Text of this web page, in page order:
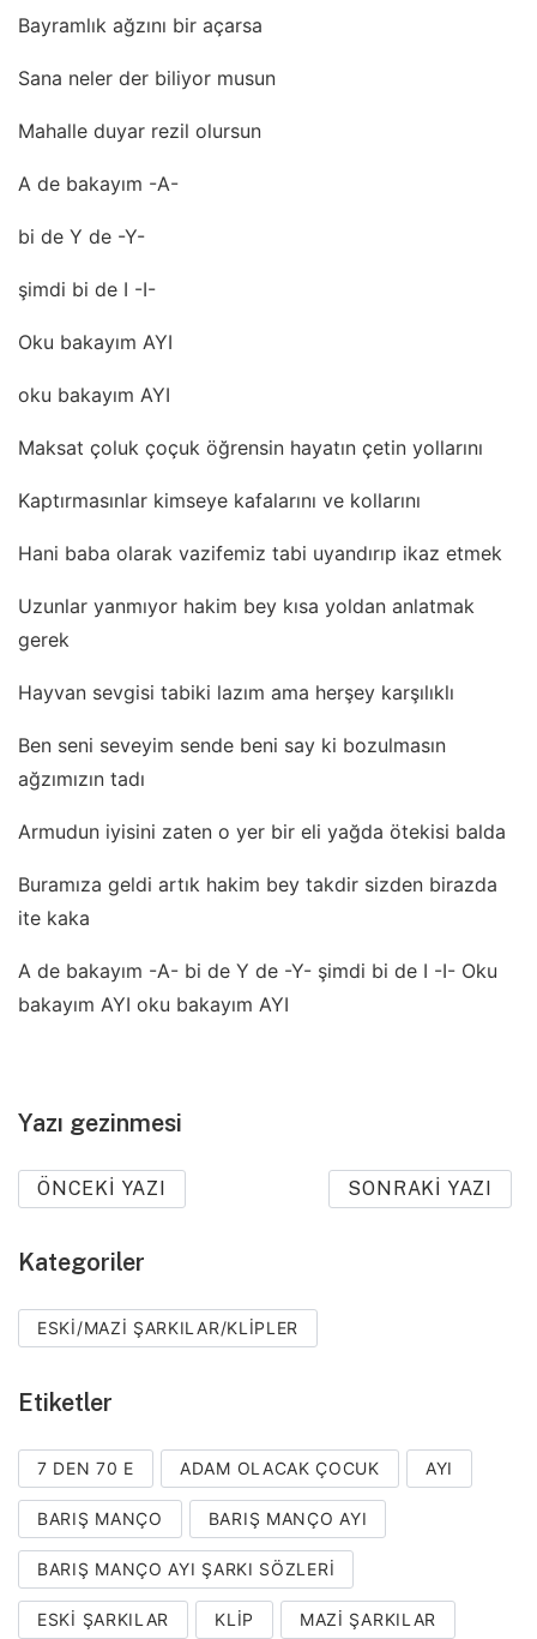
Bayramlık ağzını bir açarsa
Sana neler der biliyor musun
Mahalle duyar rezil olursun
A de bakayım -A-
bi de Y de -Y-
şimdi bi de I -I-
Oku bakayım AYI
oku bakayım AYI
Maksat çoluk çoçuk öğrensin hayatın çetin yollarını
Kaptırmasınlar kimseye kafalarını ve kollarını
Hani baba olarak vazifemiz tabi uyandırıp ikaz etmek
Uzunlar yanmıyor hakim bey kısa yoldan anlatmak
gerek
Hayvan sevgisi tabiki lazım ama herşey karşılıklı
Ben seni seveyim sende beni say ki bozulmasın
ağzımızın tadı
Armudun iyisini zaten o yer bir eli yağda ötekisi balda
Buramıza geldi artık hakim bey takdir sizden birazda
ite kaka
A de bakayım -A- bi de Y de -Y- şimdi bi de I -I- Oku
bakayım AYI oku bakayım AYI
Yazı gezinmesi
ÖNCEKI YAZI SONRAKI YAZI
Kategoriler
ESKI/MAZI ŞARKILAR/KLIPLER
Etiketler
7 DEN 70 E ADAM OLACAK ÇOCUK AYI
BARIŞ MANÇO BARIŞ MANÇO AYI
BARIŞ MANÇO AYI ŞARKI SÖZLERI
ESKI ŞARKILAR KLIP MAZI ŞARKILAR